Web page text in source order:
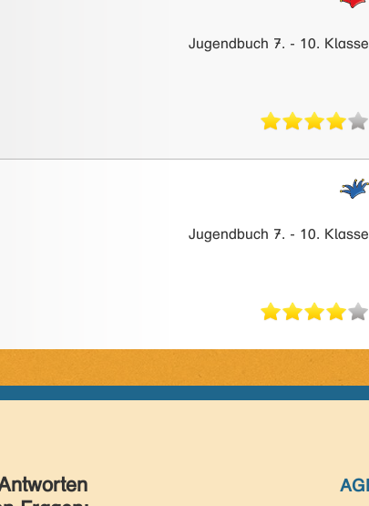
Jugendbuch 7. - 10. Klasse
Jugendbuch 7. - 10. Klasse